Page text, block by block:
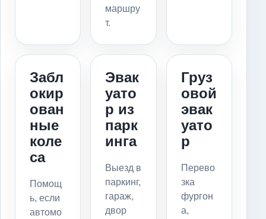
маршру
т.
Забл
окир
ован
ные
коле
са
Помощ
ь, если
автомо
Эвак
уато
р из
парк
инга
Выезд в
паркинг,
гараж,
двор
Груз
овой
эвак
уато
р
Перево
зка
фургон
а,